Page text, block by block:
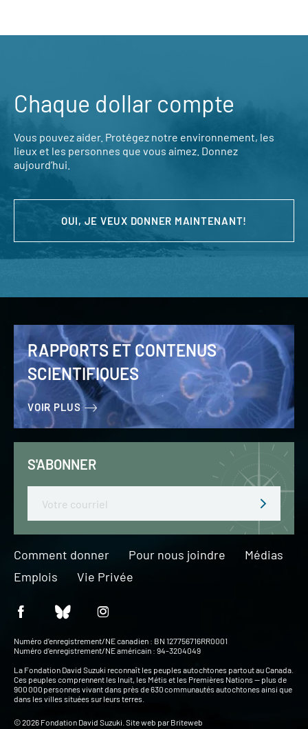
Chaque dollar compte
Vous pouvez aider. Protégez notre environnement, les
lieux et les personnes que vous aimez. Donnez
aujourd’hui.
OUI, JE VEUX DONNER MAINTENANT!
RAPPORTS ET CONTENUS
SCIENTIFIQUES
VOIR PLUS
S'ABONNER
Comment donner Pour nous joindre
Médias
Emplois
Vie Privée
Numéro d’enregistrement/NE canadien : BN 127756716RR0001
Numéro d’enregistrement/NE américain : 94-3204049
La Fondation David Suzuki reconnaît les peuples autochtones partout au Canada.
Ces peuples comprennent les Inuit, les Métis et les Premières Nations — plus de
900 000 personnes vivant dans près de 630 communautés autochtones ainsi que
dans les villes situées sur leurs terres.
© 2026 Fondation David Suzuki. Site web par Briteweb